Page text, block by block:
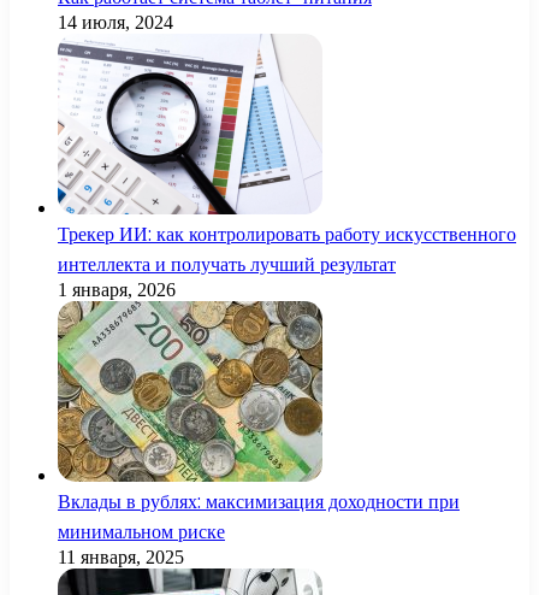
14 июля, 2024
Трекер ИИ: как контролировать работу искусственного
интеллекта и получать лучший результат
1 января, 2026
Вклады в рублях: максимизация доходности при
минимальном риске
11 января, 2025